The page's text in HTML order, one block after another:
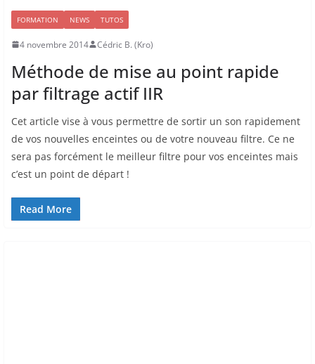
FORMATION NEWS TUTOS
4 novembre 2014 Cédric B. (Kro)
Méthode de mise au point rapide
par filtrage actif IIR
Cet article vise à vous permettre de sortir un son rapidement
de vos nouvelles enceintes ou de votre nouveau filtre. Ce ne
sera pas forcément le meilleur filtre pour vos enceintes mais
c’est un point de départ !
Read More